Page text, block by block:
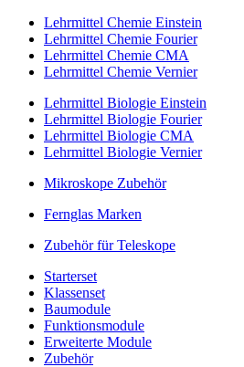
Lehrmittel Chemie Einstein
Lehrmittel Chemie Fourier
Lehrmittel Chemie CMA
Lehrmittel Chemie Vernier
Lehrmittel Biologie Einstein
Lehrmittel Biologie Fourier
Lehrmittel Biologie CMA
Lehrmittel Biologie Vernier
Mikroskope Zubehör
Fernglas Marken
Zubehör für Teleskope
Starterset
Klassenset
Baumodule
Funktionsmodule
Erweiterte Module
Zubehör